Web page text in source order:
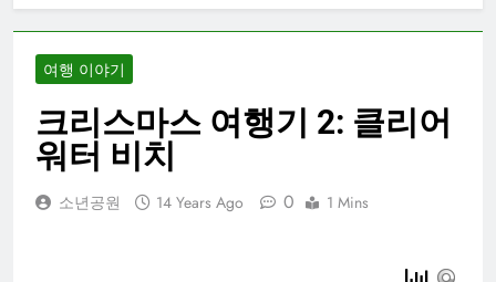
여행 이야기
크리스마스 여행기 2: 클리어
워터 비치
소년공원 14 Years Ago 0 1 Mins